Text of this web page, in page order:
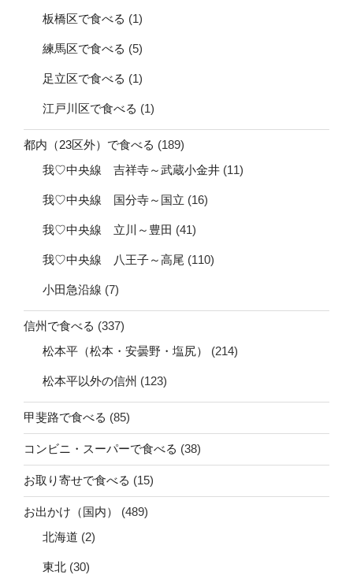
板橋区で食べる (1)
練馬区で食べる (5)
足立区で食べる (1)
江戸川区で食べる (1)
都内（23区外）で食べる (189)
我♡中央線 吉祥寺～武蔵小金井 (11)
我♡中央線 国分寺～国立 (16)
我♡中央線 立川～豊田 (41)
我♡中央線 八王子～高尾 (110)
小田急沿線 (7)
信州で食べる (337)
松本平（松本・安曇野・塩尻）
(214)
松本平以外の信州 (123)
甲斐路で食べる (85)
コンビニ・スーパーで食べる (38)
お取り寄せで食べる (15)
お出かけ（国内）
(489)
北海道 (2)
東北 (30)